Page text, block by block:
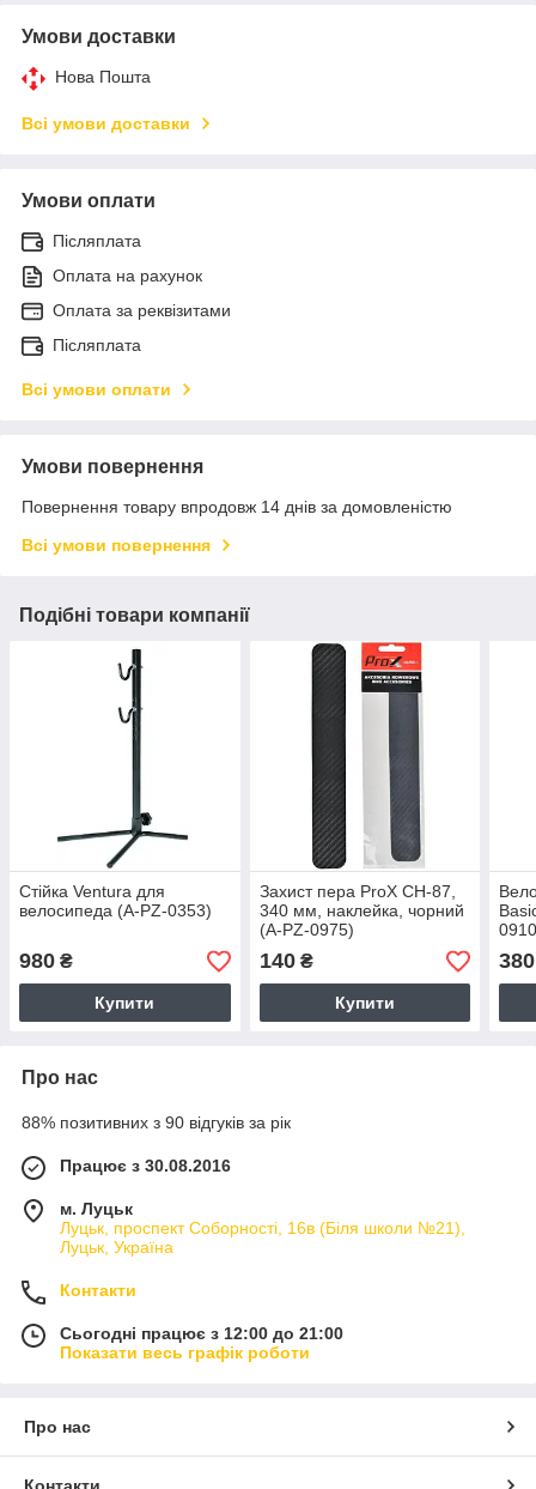
Умови доставки
Нова Пошта
Всі умови доставки
Умови оплати
Післяплата
Оплата на рахунок
Оплата за реквізитами
Післяплата
Всі умови оплати
Умови повернення
Повернення товару впродовж 14 днів за домовленістю
Всі умови повернення
Подібні товари компанії
Стійка Ventura для
велосипеда (A-PZ-0353)
980 ₴
Купити
Захист пера ProX CH-87,
340 мм, наклейка, чорний
(A-PZ-0975)
140₴
Купити
380
Про нас
88% позитивних з 90 відгуків за рік
Працює з 30.08.2016
м. Луцьк
Луцьк, проспект Соборності, 16в (Біля школи №21),
Луцьк, Україна
Контакти
Сьогодні працює з 12:00 до 21:00
Показати весь графік роботи
Про нас